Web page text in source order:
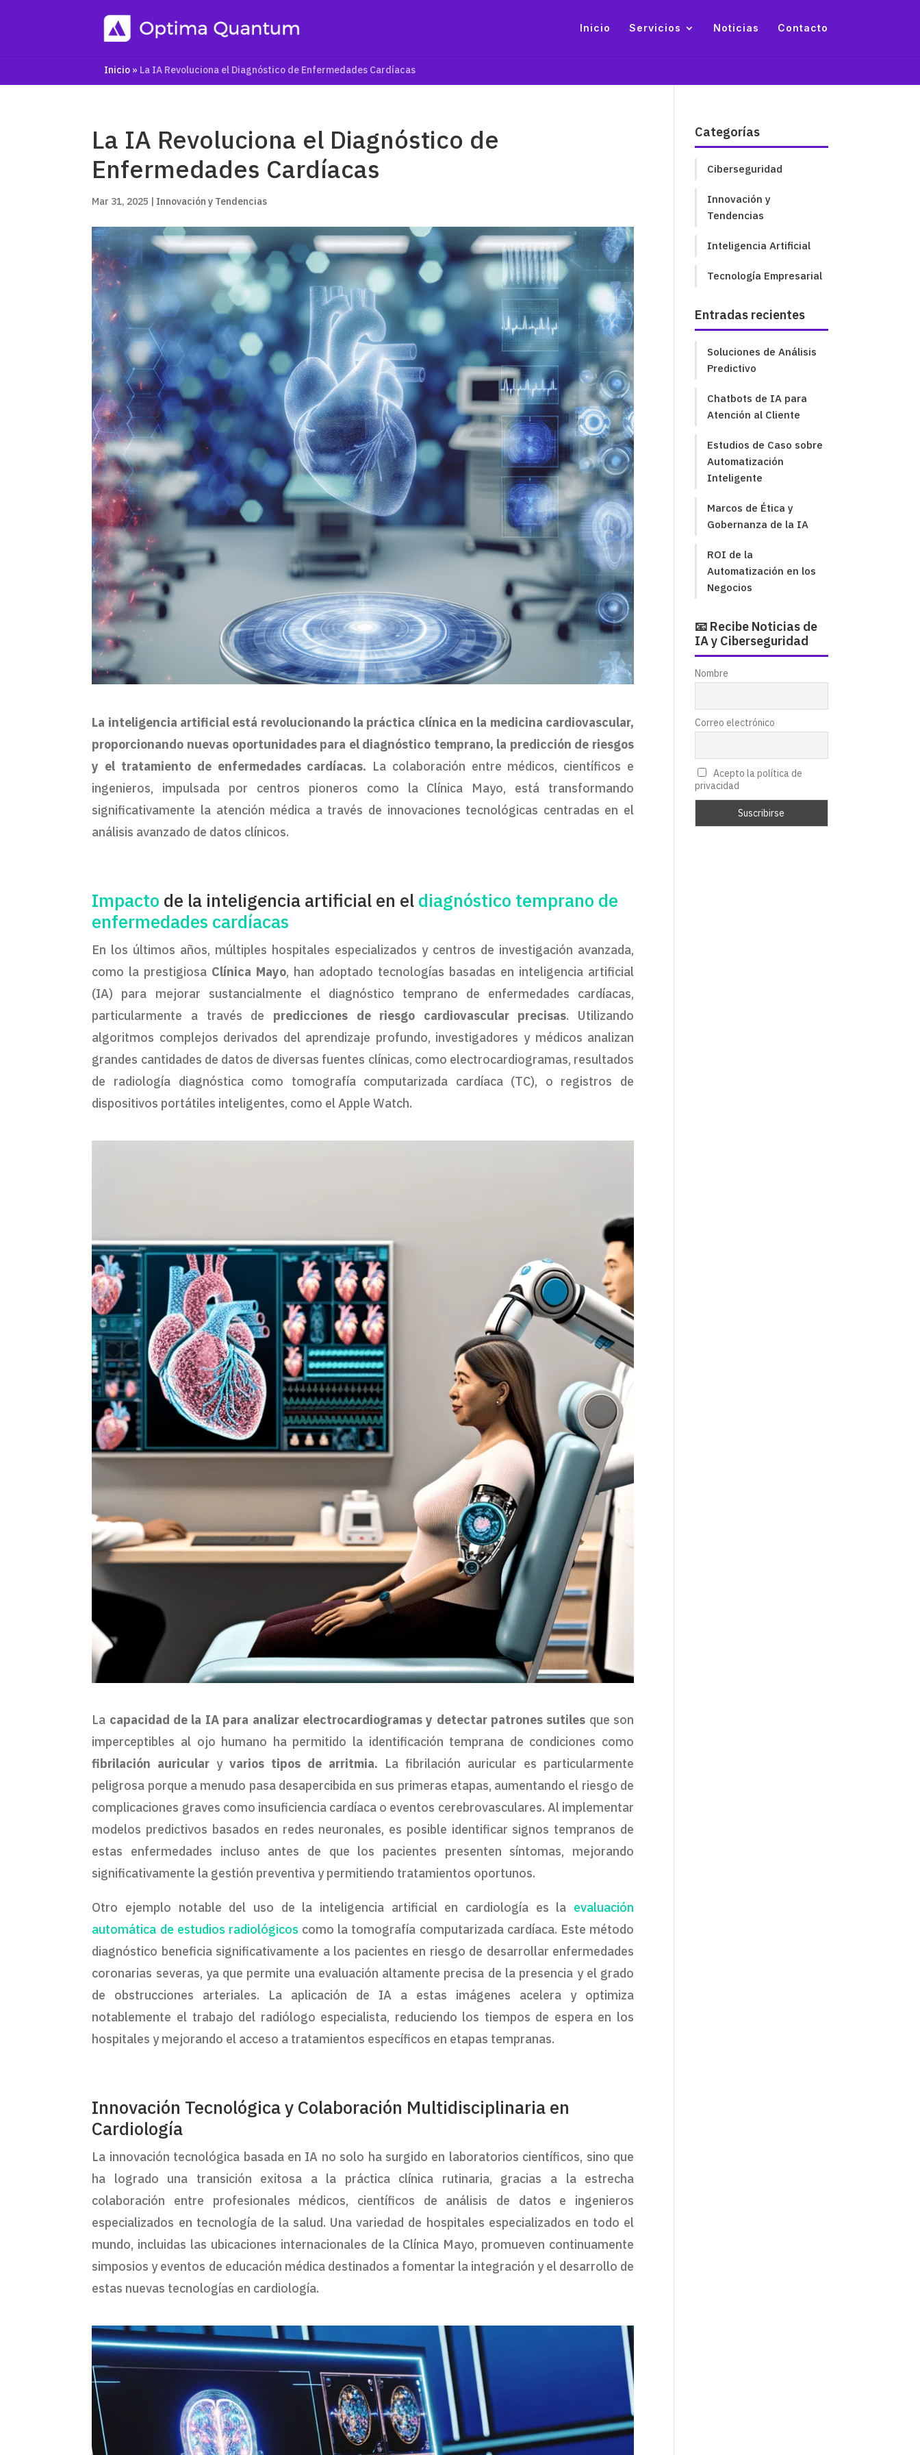
Inicio Servicios Noticias Contacto
Inicio » La IA Revoluciona el Diagnóstico de Enfermedades Cardíacas
La IA Revoluciona el Diagnóstico de
Enfermedades Cardíacas
Mar 31, 2025 | Innovación y Tendencias
La inteligencia artificial está revolucionando la práctica clínica en la medicina cardiovascular,
proporcionando nuevas oportunidades para el diagnóstico temprano, la predicción de riesgos
y el tratamiento de enfermedades cardíacas. La colaboración entre médicos, científicos e
ingenieros, impulsada por centros pioneros como la Clínica Mayo, está transformando
significativamente la atención médica a través de innovaciones tecnológicas centradas en el
análisis avanzado de datos clínicos.
Impacto de la inteligencia artificial en el diagnóstico temprano de
enfermedades cardíacas
En los últimos años, múltiples hospitales especializados y centros de investigación avanzada,
como la prestigiosa Clínica Mayo, han adoptado tecnologías basadas en inteligencia artificial
(IA) para mejorar sustancialmente el diagnóstico temprano de enfermedades cardíacas,
particularmente a través de predicciones de riesgo cardiovascular precisas. Utilizando
algoritmos complejos derivados del aprendizaje profundo, investigadores y médicos analizan
grandes cantidades de datos de diversas fuentes clínicas, como electrocardiogramas, resultados
de radiología diagnóstica como tomografía computarizada cardíaca (TC), o registros de
dispositivos portátiles inteligentes, como el Apple Watch.
La capacidad de la IA para analizar electrocardiogramas y detectar patrones sutiles que son
imperceptibles al ojo humano ha permitido la identificación temprana de condiciones como
fibrilación auricular yvarios tipos de arritmia. La fibrilación auricular es particularmente
peligrosa porque a menudo pasa desapercibida en sus primeras etapas, aumentando el riesgo de
complicaciones graves como insuficiencia cardíaca o eventos cerebrovasculares. Al implementar
modelos predictivos basados en redes neuronales, es posible identificar signos tempranos de
estas enfermedades incluso antes de que los pacientes presenten síntomas, mejorando
significativamente la gestión preventiva y permitiendo tratamientos oportunos.
Otro ejemplo notable del uso de la inteligencia artificial en cardiología es la evaluación
automática de estudios radiológicos como la tomografía computarizada cardíaca. Este método
diagnóstico beneficia significativamente a los pacientes en riesgo de desarrollar enfermedades
coronarias severas, ya que permite una evaluación altamente precisa de la presencia y el grado
de obstrucciones arteriales. La aplicación de IA a estas imágenes acelera y optimiza
notablemente el trabajo del radiólogo especialista, reduciendo los tiempos de espera en los
hospitales y mejorando el acceso a tratamientos específicos en etapas tempranas.
Innovación Tecnológica y Colaboración Multidisciplinaria en
Cardiología
La innovación tecnológica basada en IA no solo ha surgido en laboratorios científicos, sino que
ha logrado una transición exitosa a la práctica clínica rutinaria, gracias a la estrecha
colaboración entre profesionales médicos, científicos de análisis de datos e ingenieros
especializados en tecnología de la salud. Una variedad de hospitales especializados en todo el
mundo, incluidas las ubicaciones internacionales de la Clínica Mayo, promueven continuamente
simposios y eventos de educación médica destinados a fomentar la integración y el desarrollo de
estas nuevas tecnologías en cardiología.
Categorías
Ciberseguridad
Innovación y
Tendencias
Inteligencia Artificial
Tecnología Empresarial
Entradas recientes
Soluciones de Análisis
Predictivo
Chatbots de IA para
Atención al Cliente
Estudios de Caso sobre
Automatización
Inteligente
Marcos de Ética y
Gobernanza de la IA
ROI de la
Automatización en los
Negocios
📧 Recibe Noticias de
IA y Ciberseguridad
Nombre
Correo electrónico
Acepto la política de
privacidad